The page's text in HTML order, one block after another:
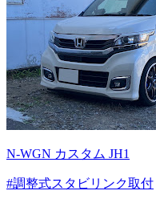
N-WGN カスタム JH1
#調整式スタビリンク取付